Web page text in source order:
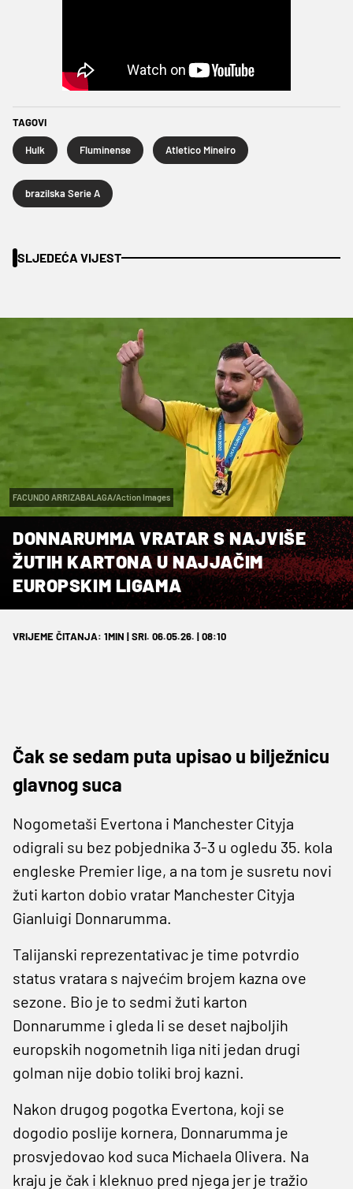
TAGOVI
Hulk Fluminense Atletico Mineiro
brazilska Serie A
SLJEDEĆA VIJEST
FACUNDO ARRIZABALAGA/Action Images
DONNARUMMA VRATAR S NAJVIŠE
ŽUTIH KARTONA U NAJJAČIM
EUROPSKIM LIGAMA
VRIJEME ČITANJA: 1MIN | SRI. 06.05.26. | 08:10
Čak se sedam puta upisao u bilježnicu
glavnog suca
Nogometaši Evertona i Manchester Cityja
odigrali su bez pobjednika 3-3 u ogledu 35. kola
engleske Premier lige, a na tom je susretu novi
žuti karton dobio vratar Manchester Cityja
Gianluigi Donnarumma.
Talijanski reprezentativac je time potvrdio
status vratara s najvećim brojem kazna ove
sezone. Bio je to sedmi žuti karton
Donnarumme i gleda li se deset najboljih
europskih nogometnih liga niti jedan drugi
golman nije dobio toliki broj kazni.
Nakon drugog pogotka Evertona, koji se
dogodio poslije kornera, Donnarumma je
prosvjedovao kod suca Michaela Olivera. Na
kraju je čak i kleknuo pred njega jer je tražio